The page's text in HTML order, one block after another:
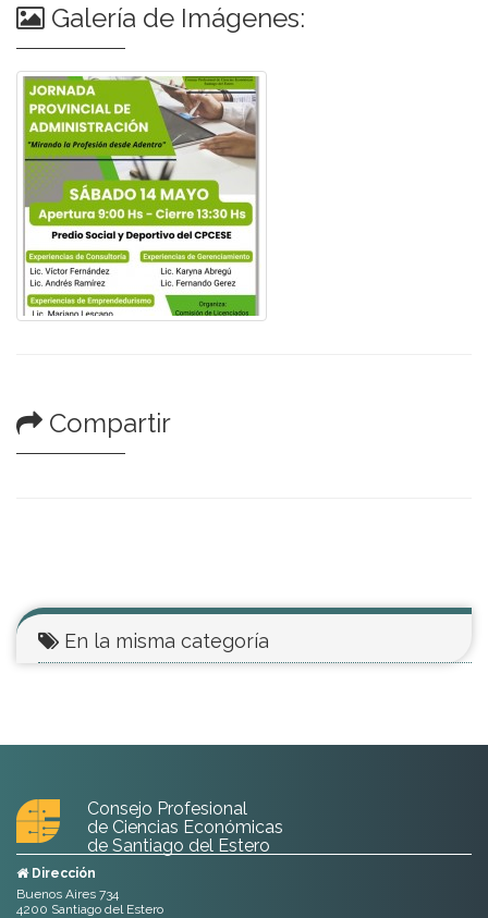
Galería de Imágenes:
Compartir
En la misma categoría
Consejo Profesional
de Ciencias Económicas
de Santiago del Estero
Dirección
Buenos Aires 734
4200 Santiago del Estero